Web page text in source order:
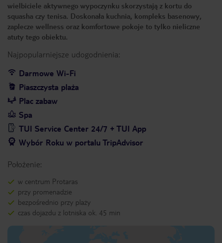
wielbiciele aktywnego wypoczynku skorzystają z kortu do
squasha czy tenisa. Doskonała kuchnia, kompleks basenowy,
zaplecze wellness oraz komfortowe pokoje to tylko nieliczne
atuty tego obiektu.
Najpopularniejsze udogodnienia:
Darmowe Wi-Fi
Piaszczysta plaża
Plac zabaw
Spa
TUI Service Center 24/7 + TUI App
Wybór Roku w portalu TripAdvisor
Położenie:
w centrum Protaras
przy promenadzie
bezpośrednio przy plaży
czas dojazdu z lotniska ok. 45 min